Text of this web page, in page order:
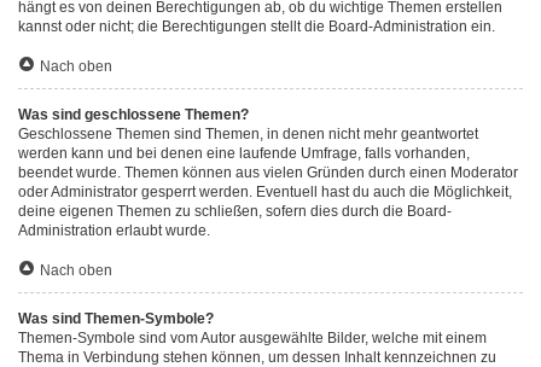
hängt es von deinen Berechtigungen ab, ob du wichtige Themen erstellen
kannst oder nicht; die Berechtigungen stellt die Board-Administration ein.
Nach oben
Was sind geschlossene Themen?
Geschlossene Themen sind Themen, in denen nicht mehr geantwortet
werden kann und bei denen eine laufende Umfrage, falls vorhanden,
beendet wurde. Themen können aus vielen Gründen durch einen Moderator
oder Administrator gesperrt werden. Eventuell hast du auch die Möglichkeit,
deine eigenen Themen zu schließen, sofern dies durch die Board-
Administration erlaubt wurde.
Nach oben
Was sind Themen-Symbole?
Themen-Symbole sind vom Autor ausgewählte Bilder, welche mit einem
Thema in Verbindung stehen können, um dessen Inhalt kennzeichnen zu